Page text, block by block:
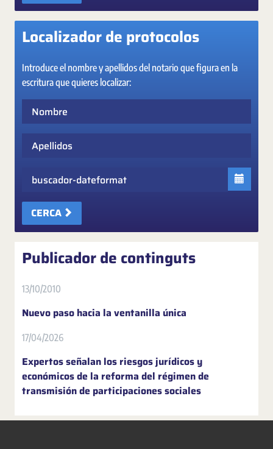
Localizador de protocolos
Introduce el nombre y apellidos del notario que figura en la
escritura que quieres localizar:
CERCA
Publicador de continguts
13/10/2010
Nuevo paso hacia la ventanilla única
17/04/2026
Expertos señalan los riesgos jurídicos y
económicos de la reforma del régimen de
transmisión de participaciones sociales